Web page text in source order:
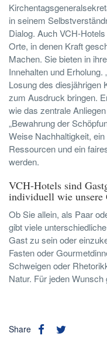
in seinem
Dialog. Auch VCH-
Orte, in denen Kraft
Machen. Sie bieten in
Innehalten und Erholung.
Losung des diesjährigen
zum Ausdruck bringen.
wie das zentrale
„Bewahrung der
Weise Nachhaltigkeit,
Ressourcen und ein
werden.
VCH-Hotels sind
individuell wie unsere
Ob Sie allein, als Paar
gibt viele
Gast zu sein oder
Fasten oder
Schweigen oder
Natur. Für jeden Wunsch
Share